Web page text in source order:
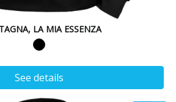
LA MIA ESSENZA
See details